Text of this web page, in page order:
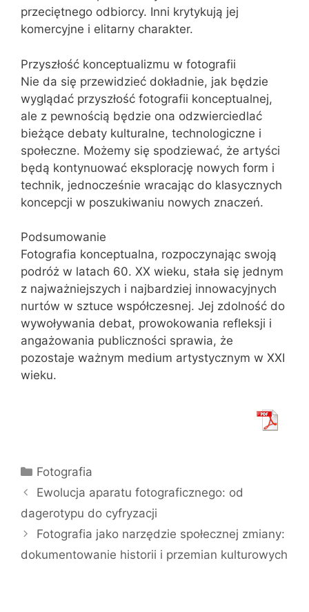
przeciętnego odbiorcy. Inni krytykują jej
komercyjne i elitarny charakter.
Przyszłość konceptualizmu w fotografii
Nie da się przewidzieć dokładnie, jak będzie
wyglądać przyszłość fotografii konceptualnej,
ale z pewnością będzie ona odzwierciedlać
bieżące debaty kulturalne, technologiczne i
społeczne. Możemy się spodziewać, że artyści
będą kontynuować eksplorację nowych form i
technik, jednocześnie wracając do klasycznych
koncepcji w poszukiwaniu nowych znaczeń.
Podsumowanie
Fotografia konceptualna, rozpoczynając swoją
podróż w latach 60. XX wieku, stała się jednym
z najważniejszych i najbardziej innowacyjnych
nurtów w sztuce współczesnej. Jej zdolność do
wywoływania debat, prowokowania refleksji i
angażowania publiczności sprawia, że
pozostaje ważnym medium artystycznym w XXI
wieku.
Kategorie
Fotografia
Ewolucja aparatu fotograficznego: od
dagerotypu do cyfryzacji
Fotografia jako narzędzie społecznej zmiany:
dokumentowanie historii i przemian kulturowych